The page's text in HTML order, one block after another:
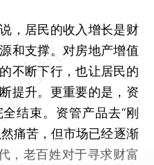
居民的收入增长是财
和支撑。对房地产增值
不断下行，也让居民的
提升。更重要的是，资
结束。资管产品去“刚
痛苦，但市场已经逐渐
，老百姓对于寻求财富